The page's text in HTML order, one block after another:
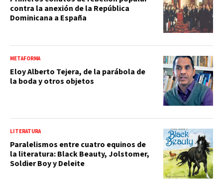
contra la anexión de la República
Dominicana a España
METAFORMA
Eloy Alberto Tejera, de la parábola de
la boda y otros objetos
LITERATURA
Paralelismos entre cuatro equinos de
la literatura: Black Beauty, Jolstomer,
Soldier Boy y Deleite